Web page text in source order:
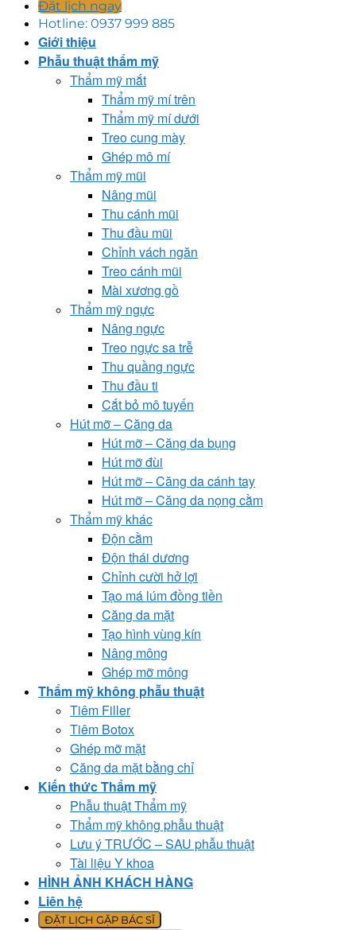
Đặt lịch ngay
Hotline: 0937 999 885
Giới thiệu
Phẫu thuật thẩm mỹ
Thẩm mỹ mắt
Thẩm mỹ mí trên
Thẩm mỹ mí dưới
Treo cung mày
Ghép mô mí
Thẩm mỹ mũi
Nâng mũi
Thu cánh mũi
Thu đầu mũi
Chỉnh vách ngăn
Treo cánh mũi
Mài xương gồ
Thẩm mỹ ngực
Nâng ngực
Treo ngực sa trễ
Thu quầng ngực
Thu đầu ti
Cắt bỏ mô tuyến
Hút mỡ – Căng da
Hút mỡ – Căng da bụng
Hút mỡ đùi
Hút mỡ – Căng da cánh tay
Hút mỡ – Căng da nọng cằm
Thẩm mỹ khác
Độn cằm
Độn thái dương
Chỉnh cười hở lợi
Tạo má lúm đồng tiền
Căng da mặt
Tạo hình vùng kín
Nâng mông
Ghép mỡ mông
Thẩm mỹ không phẫu thuật
Tiêm Filler
Tiêm Botox
Ghép mỡ mặt
Căng da mặt bằng chỉ
Kiến thức Thẩm mỹ
Phẫu thuật Thẩm mỹ
Thẩm mỹ không phẫu thuật
Lưu ý TRƯỚC – SAU phẫu thuật
Tài liệu Y khoa
HÌNH ẢNH KHÁCH HÀNG
Liên hệ
ĐẶT LỊCH GẶP BÁC SĨ